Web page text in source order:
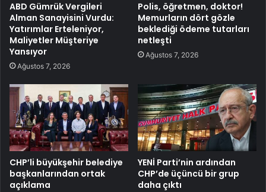
ABD Gümrük Vergileri
Alman Sanayisini Vurdu:
Yatırımlar Erteleniyor,
Maliyetler Müşteriye
Yansıyor
Ağustos 7, 2026
Polis, öğretmen, doktor!
Memurların dört gözle
beklediği ödeme tutarları
netleşti
Ağustos 7, 2026
CHP’li büyükşehir belediye
başkanlarından ortak
açıklama
YENİ Parti’nin ardından
CHP’de üçüncü bir grup
daha çıktı